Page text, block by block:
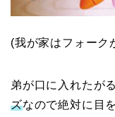
(我が家はフォーク
弟が口に入れたが
ズなので絶対に目